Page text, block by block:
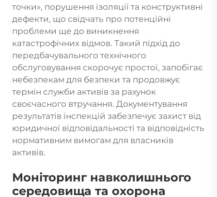
точки», порушення ізоляції та конструктивні
дефекти, що свідчать про потенційні
проблеми ще до виникнення
катастрофічних відмов. Такий підхід до
передбачувального технічного
обслуговування скорочує простої, запобігає
небезпекам для безпеки та продовжує
термін служби активів за рахунок
своєчасного втручання. Документування
результатів інспекцій забезпечує захист від
юридичної відповідальності та відповідність
нормативним вимогам для власників
активів.
Моніторинг навколишнього
середовища та охорона